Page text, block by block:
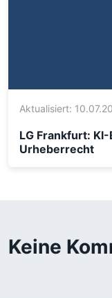
Aktualisiert:
LG Frankfurt:
Urheberrecht
Keine